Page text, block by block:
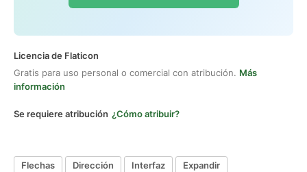
Licencia de Flaticon
Gratis para uso personal o comercial con atribución. Más
información
Se requiere atribución ¿Cómo atribuir?
Flechas Dirección Interfaz
Expandir